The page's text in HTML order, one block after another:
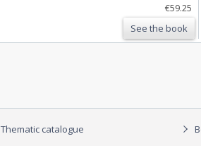
€59.25
See the book
Thematic catalogue